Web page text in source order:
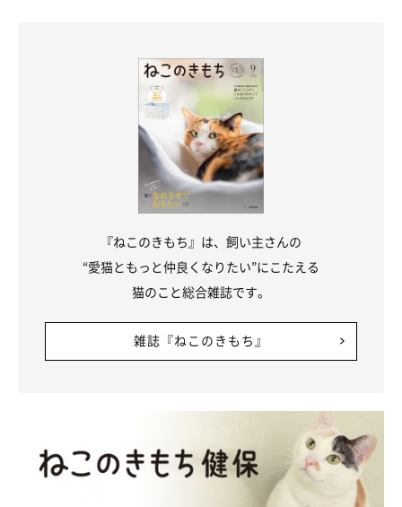
『ねこのきもち』は、飼い主さんの
“愛猫ともっと仲良くなりたい”にこたえる
猫のこと総合雑誌です。
雑誌『ねこのきもち』